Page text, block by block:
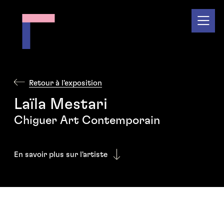
Retour à l'exposition
Laïla Mestari
Chiguer Art Contemporain
En savoir plus sur l'artiste